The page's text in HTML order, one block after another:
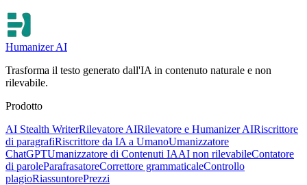
Humanizer AI
Trasforma il testo generato dall'IA in contenuto naturale e non
rilevabile.
Prodotto
AI Stealth WriterRilevatore AIRilevatore e Humanizer AIRiscrittore
di paragrafiRiscrittore da IA a UmanoUmanizzatore
ChatGPTUmanizzatore di Contenuti IAAI non rilevabileContatore
di paroleParafrasatoreCorrettore grammaticaleControllo
plagioRiassuntorePrezzi